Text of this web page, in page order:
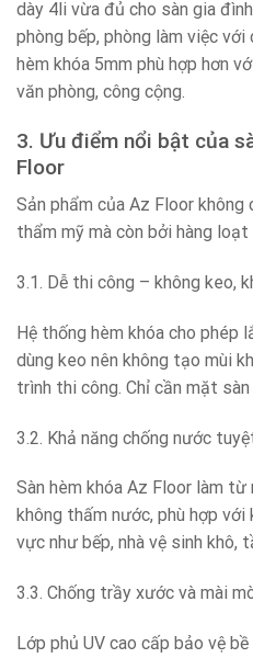
dày 4li vừa đủ cho sàn gia
phòng bếp, phòng làm việc với
hèm khóa 5mm phù hợp hơn
văn phòng, công cộng.
3. Ưu điểm nổi bật của
Floor
Sản phẩm của Az Floor
thẩm mỹ mà còn bởi hàng
3.1. Dễ thi công – không keo,
Hệ thống hèm khóa cho phép
dùng keo nên không tạo mùi
trình thi công. Chỉ cần mặt
3.2. Khả năng chống nước
Sàn hèm khóa Az Floor làm từ
không thấm nước, phù hợp với
vực như bếp, nhà vệ sinh khô,
3.3. Chống trầy xước và mài
Lớp phủ UV cao cấp bảo vệ